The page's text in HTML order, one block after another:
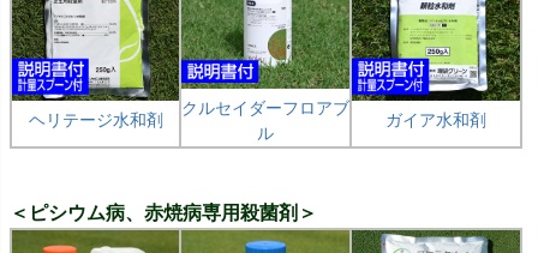
ヘリテージ水和剤
クルセイダーフロアブ
ル
ガイア水和剤
＜ピシウム病、赤焼病専用殺菌剤＞